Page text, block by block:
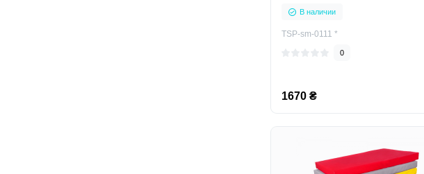
В наличии
TSP-sm-0111 *
0
1670 ₴